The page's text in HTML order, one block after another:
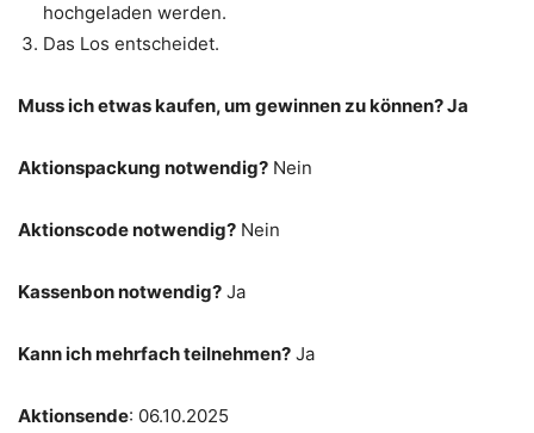
hochgeladen werden.
Das Los entscheidet.
Muss ich etwas kaufen, um gewinnen zu können? Ja
Aktionspackung notwendig? Nein
Aktionscode notwendig? Nein
Kassenbon notwendig? Ja
Kann ich mehrfach teilnehmen? Ja
Aktionsende: 06.10.2025